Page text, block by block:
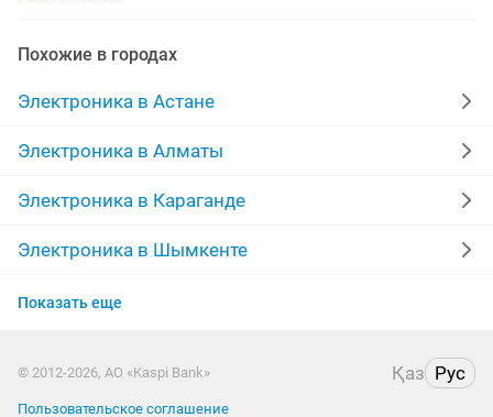
ремонт холодильников
airpods
Похожие в городах
Электроника в Астане
Электроника в Алматы
Электроника в Караганде
Электроника в Шымкенте
Электроника в Усть-Каменогорске
Электроника в Актау
Показать еще
© 2012-2026, АО «Kaspi Bank» Қаз Рус
Пользовательское соглашение